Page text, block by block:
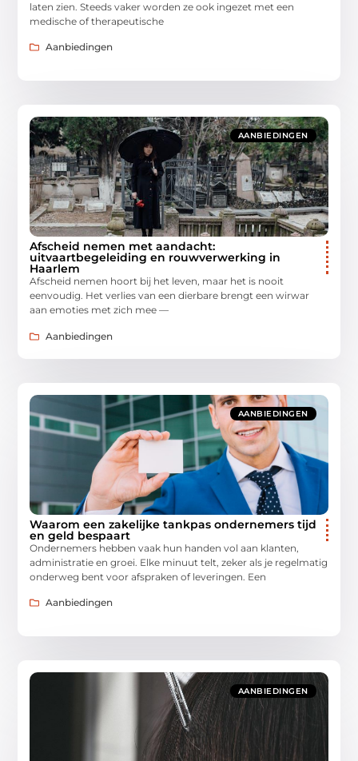
laten zien. Steeds vaker worden ze ook ingezet met een
medische of therapeutische
Aanbiedingen
AANBIEDINGEN
Afscheid nemen met aandacht:
uitvaartbegeleiding en rouwverwerking in
Haarlem
Afscheid nemen hoort bij het leven, maar het is nooit
eenvoudig. Het verlies van een dierbare brengt een wirwar
aan emoties met zich mee —
Aanbiedingen
AANBIEDINGEN
Waarom een zakelijke tankpas ondernemers tijd
en geld bespaart
Ondernemers hebben vaak hun handen vol aan klanten,
administratie en groei. Elke minuut telt, zeker als je regelmatig
onderweg bent voor afspraken of leveringen. Een
Aanbiedingen
AANBIEDINGEN